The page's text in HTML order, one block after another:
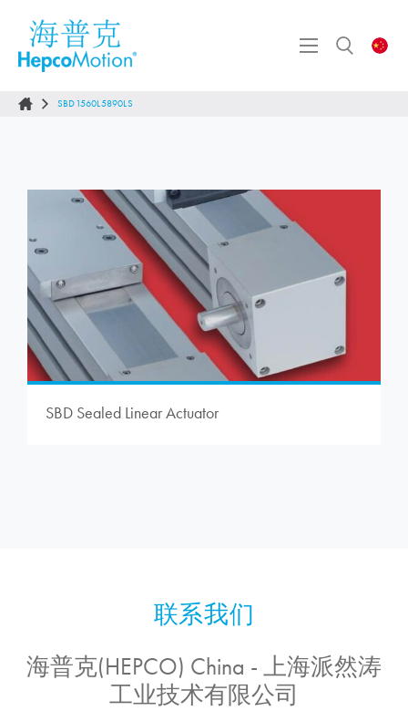
SBD1560L5890LS
SBD Sealed Linear Actuator
海普克(HEPCO) China - 上海派然涛
工业技术有限公司